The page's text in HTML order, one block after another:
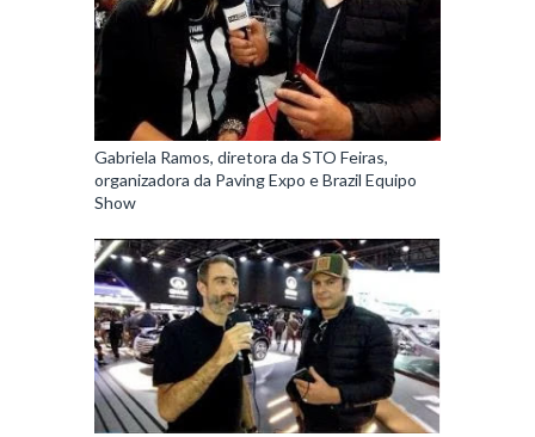
Gabriela Ramos, diretora da STO Feiras,
organizadora da Paving Expo e Brazil Equipo
Show